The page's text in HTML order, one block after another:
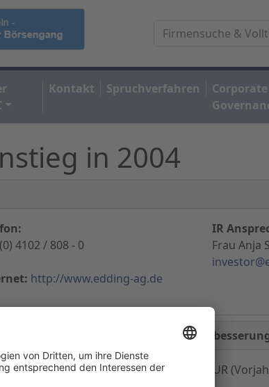
Kontakt Spruchverfahren
Corporate
in 2004
4102 / 808 - 0
http://www.edding-ag.de
IR
Frau Anja
Umsatzanstieg eine
Konzernumsatz von 95,3 Mio. EUR